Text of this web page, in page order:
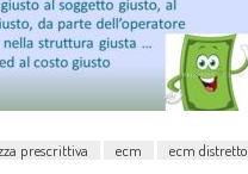
prescrittiva ecm ecm distretto